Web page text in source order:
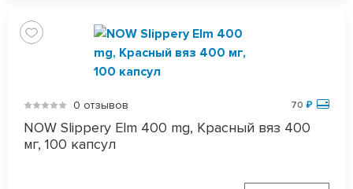
0 отзывов 70 ₽
NOW Slippery Elm 400 mg, Красный вяз 400
мг, 100 капсул